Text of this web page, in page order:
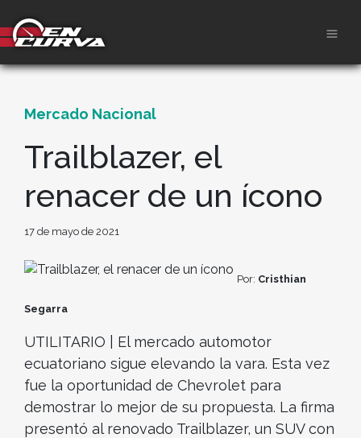
Mercado Nacional
Trailblazer, el
renacer de un ícono
17 de mayo de 2021
Por: Cristhian
Segarra
UTILITARIO | El mercado automotor
ecuatoriano sigue elevando la vara. Esta vez
fue la oportunidad de Chevrolet para
demostrar lo mejor de su propuesta. La firma
presentó al renovado Trailblazer, un SUV con